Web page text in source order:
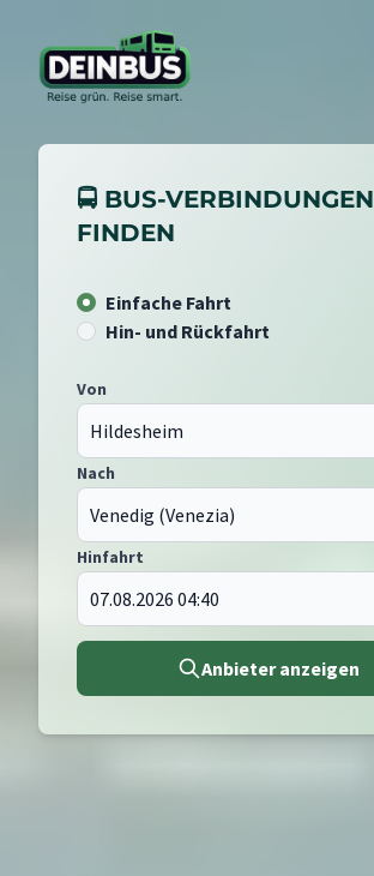
🚍 BUS-VERBINDUNGEN
FINDEN
Einfache Fahrt
Hin- und Rückfahrt
Von
Nach
Hinfahrt
Anbieter anzeigen